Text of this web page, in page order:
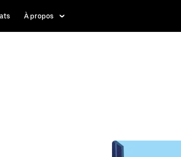
À propos